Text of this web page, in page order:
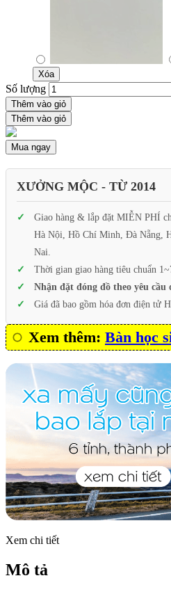
Xóa
Số lượng
Thêm vào giỏ
Thêm vào giỏ
Mua ngay
XƯỞNG MỘC - TỪ 2014
Giao hàng & lắp đặt MIỄN PHÍ
Hà Nội, Hồ Chí Minh, Đà Nẵng,
Nai.
Thời gian giao hàng tiêu chuẩn
Nhận đặt đóng đồ theo yêu cầu
Giá đã bao gồm hóa đơn điện tử
Xem thêm: Bàn học
Xem chi tiết
Mô tả